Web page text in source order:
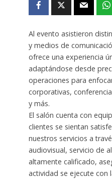
Al evento asistieron
y medios de
ofrece una experiencia
adaptándose desde
operaciones para
corporativas,
y más.
El salón cuenta con
clientes se sientan
nuestros servicios a
audiovisual, servicio de
altamente calificado,
actividad se ejecute con